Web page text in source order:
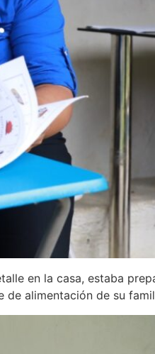
en la casa, estaba
alimentación de su